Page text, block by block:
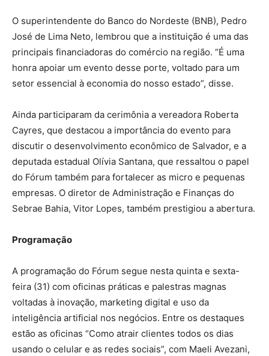
O superintendente do Banco do Nordeste (BNB), Pedro
José de Lima Neto, lembrou que a instituição é uma das
principais financiadoras do comércio na região. “É uma
honra apoiar um evento desse porte, voltado para um
setor essencial à economia do nosso estado”, disse.
Ainda participaram da cerimônia a vereadora Roberta
Cayres, que destacou a importância do evento para
discutir o desenvolvimento econômico de Salvador, e a
deputada estadual Olívia Santana, que ressaltou o papel
do Fórum também para fortalecer as micro e pequenas
empresas. O diretor de Administração e Finanças do
Sebrae Bahia, Vitor Lopes, também prestigiou a abertura.
Programação
A programação do Fórum segue nesta quinta e sexta-
feira (31) com oficinas práticas e palestras magnas
voltadas à inovação, marketing digital e uso da
inteligência artificial nos negócios. Entre os destaques
estão as oficinas “Como atrair clientes todos os dias
usando o celular e as redes sociais”, com Maeli Avezani,